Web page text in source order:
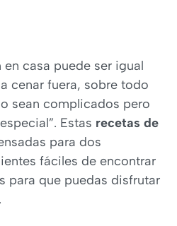
y aguacate
con salsa de
parmesano
al ajillo con toque de
cerdo al Pedro
de espinacas y queso
en casa puede ser igual
cenar fuera, sobre todo
sean complicados pero
Estas recetas de
para dos
fáciles de encontrar
para que puedas disfrutar